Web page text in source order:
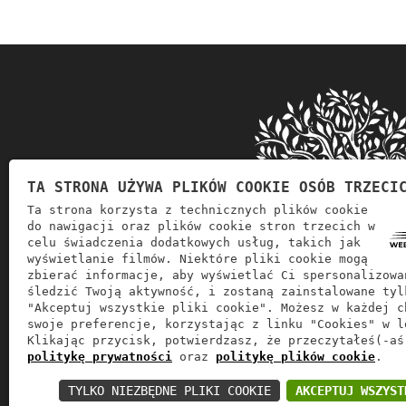
Soglia Goccia d'Oro zajmuje się
TA STRONA UŻYWA PLIKÓW COOKIE OSÓB
Ta strona korzysta z technicznych plików cookie
do nawigacji oraz plików cookie stron trzecich w
celu świadczenia dodatkowych usług, takich jak
wyświetlanie filmów. Niektóre pliki cookie mogą
zbierać informacje, aby wyświetlać Ci
śledzić Twoją aktywność, i zostaną zainstalowane
"Akceptuj wszystkie pliki cookie". Możesz w każdej
swoje preferencje, korzystając z linku "Cookies" w
Klikając przycisk, potwierdzasz, że przeczytałeś(-
politykę prywatności oraz politykę plików cookie .
AKCEPTUJ
TYLKO NIEZBĘDNE PLIKI COOKIE